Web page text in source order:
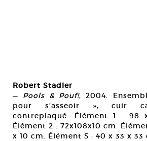
Robert Stadler
— Pools & Pouf!, 2004.
pour s’asseoir », cuir
contreplaqué. Élément 1 :
Élément 2 : 72x108x10 cm.
x 10 cm. Élément 5 : 40 x 33 x 33